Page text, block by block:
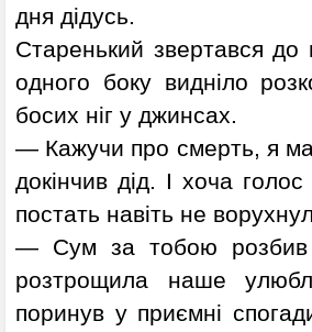
дня дідусь.
Старенький звертався до
одного боку видніло
босих ніг у джинсах.
— Кажучи про смерть, я
докінчив дід. І хоча
постать навіть не
— Сум за тобою розбив
розтрощила наше
поринув у приємні